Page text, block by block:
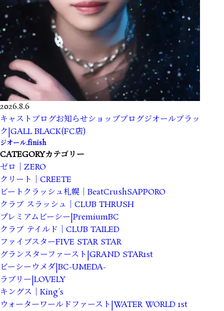
2026.8.6
キャストブログお知らせショップブログジオールブラッ
ク|GALL BLACK(FC店)
ジオール.finish
CATEGORYカテゴリー
ゼロ｜ZERO
クリート｜CREETE
ビートクラッシュ札幌｜BeatCrushSAPPORO
クラブ スラッシュ｜CLUB THRUSH
プレミアムビーシー|PremiumBC
クラブ テイルド｜CLUB TAILED
ファイブスターFIVE STAR STAR
グランスターファースト|GRAND STAR1st
ビーシーウメダ|BC-UMEDA-
ラブリー|LOVELY
キングス｜King's
ウォーターワールドファースト|WATER WORLD 1st